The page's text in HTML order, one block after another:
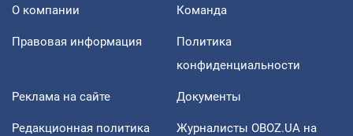
О компании Команда
Правовая информация
Политика
конфиденциальности
Реклама на сайте Документы
Редакционная политика
Журналисты OBOZ.UA на